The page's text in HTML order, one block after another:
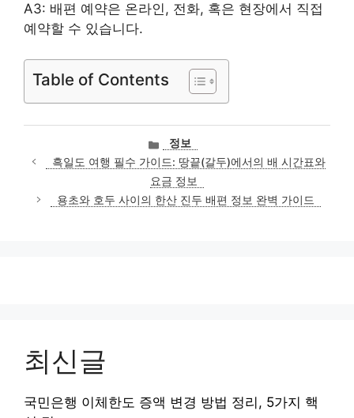
A3: 배편 예약은 온라인, 전화, 혹은 현장에서 직접
예약할 수 있습니다.
Table of Contents
카
테
고
리
정보
흑일도 여행 필수 가이드: 땅끝(갈두)에서의 배 시간표와
요금 정보
용초와 호두 사이의 한산 진두 배편 정보 완벽 가이드
최신글
국민은행 이체한도 증액 변경 방법 정리, 5가지 핵